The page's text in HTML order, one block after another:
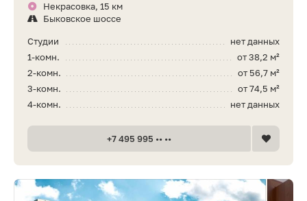
Некрасовка, 15 км
Быковское шоссе
нет данных
Студии
от 38,2 м²
1-комн.
от 56,7 м²
2-комн.
от 74,5 м²
3-комн.
нет данных
4-комн.
+7 495 995 •• ••